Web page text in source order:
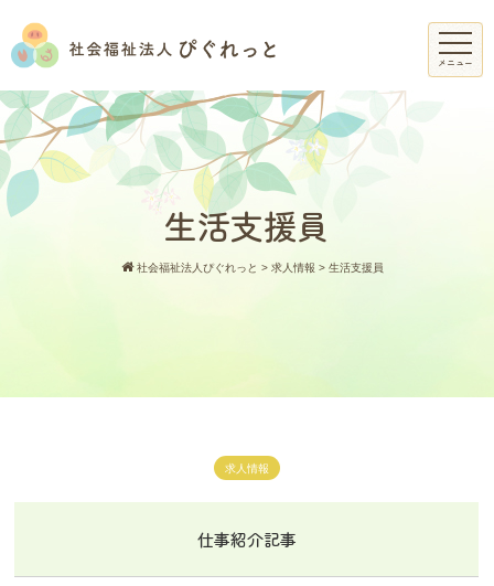
メニュー
生活支援員
社会福祉法人ぴぐれっと > 求人情報 > 生活支援員
求人情報
仕事紹介記事